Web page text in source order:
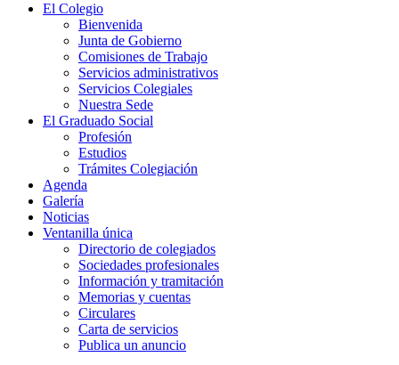
El Colegio
Bienvenida
Junta de Gobierno
Comisiones de Trabajo
Servicios administrativos
Servicios Colegiales
Nuestra Sede
El Graduado Social
Profesión
Estudios
Trámites Colegiación
Agenda
Galería
Noticias
Ventanilla única
Directorio de colegiados
Sociedades profesionales
Información y tramitación
Memorias y cuentas
Circulares
Carta de servicios
Publica un anuncio